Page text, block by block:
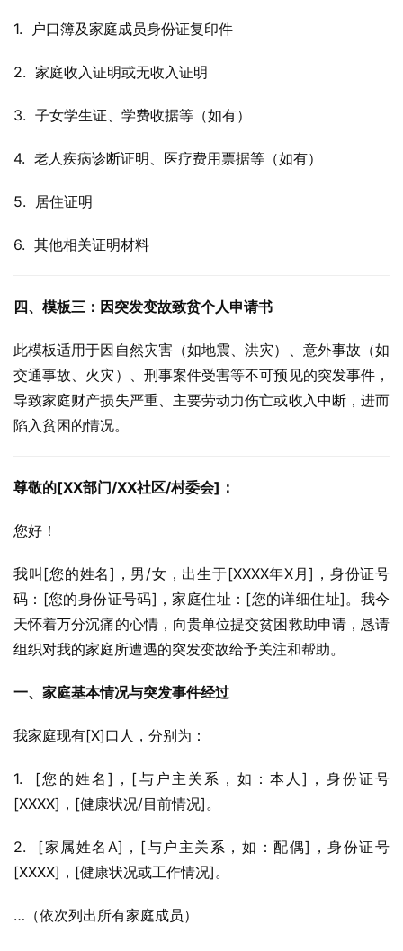
1.  户口簿及家庭成员身份证复印件
2.  家庭收入证明或无收入证明
3.  子女学生证、学费收据等（如有）
4.  老人疾病诊断证明、医疗费用票据等（如有）
5.  居住证明
6.  其他相关证明材料
四、模板三：因突发变故致贫个人申请书
此模板适用于因自然灾害（如地震、洪灾）、意外事故（如
交通事故、火灾）、刑事案件受害等不可预见的突发事件，
导致家庭财产损失严重、主要劳动力伤亡或收入中断，进而
陷入贫困的情况。
尊敬的[XX部门/XX社区/村委会]：
您好！
我叫[您的姓名]，男/女，出生于[XXXX年X月]，身份证号
码：[您的身份证号码]，家庭住址：[您的详细住址]。我今
天怀着万分沉痛的心情，向贵单位提交贫困救助申请，恳请
组织对我的家庭所遭遇的突发变故给予关注和帮助。
一、家庭基本情况与突发事件经过
我家庭现有[X]口人，分别为：
1.  [您的姓名]，[与户主关系，如：本人]，身份证号
[XXXX]，[健康状况/目前情况]。
2.  [家属姓名A]，[与户主关系，如：配偶]，身份证号
[XXXX]，[健康状况或工作情况]。
…（依次列出所有家庭成员）